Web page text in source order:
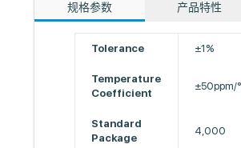
规格参数 产品特性
Tolerance ±1%
Temperature
Coefficient
±50ppm/
Standard
Package
4,000